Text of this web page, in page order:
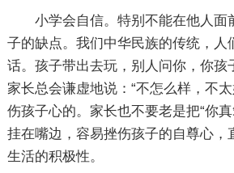
小学会自信。特别不能在他人面
子的缺点。我们中华民族的传统，人
话。孩子带出去玩，别人问你，你孩
家长总会谦虚地说：“不怎么样，不
伤孩子心的。家长也不要老是把“你真
挂在嘴边，容易挫伤孩子的自尊心，
生活的积极性。